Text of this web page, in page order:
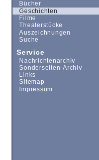
Bücher
Geschichten
Filme
Theaterstücke
Auszeichnungen
Suche
Service
Nachrichtenarchiv
Sonderseiten-Archiv
Links
Sitemap
Impressum